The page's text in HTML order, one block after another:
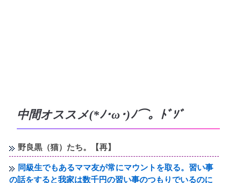
中間オススメ(*ﾉ･ω･)ﾉ⌒。ﾄﾞｿﾞ
野良黒（猫）たち。【再】
同級生でもあるママ友が常にマウントを取る。習い事
の話をすると我家は数千円の習い事のつもりでいるのに